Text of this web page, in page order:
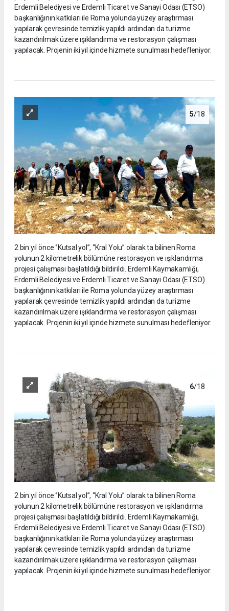
Erdemli Belediyesi ve Erdemli Ticaret ve Sanayi Odası (ETSO)
başkanlığının katkıları ile Roma yolunda yüzey araştırması
yapılarak çevresinde temizlik yapıldı ardından da turizme
kazandırılmak üzere ışıklandırma ve restorasyon çalışması
yapılacak. Projenin iki yıl içinde hizmete sunulması hedefleniyor.
5/18
2 bin yıl önce ‘’Kutsal yol’’, “Kral Yolu” olarak ta bilinen Roma
yolunun 2 kilometrelik bölümüne restorasyon ve ışıklandırma
projesi çalışması başlatıldığı bildirildi. Erdemli Kaymakamlığı,
Erdemli Belediyesi ve Erdemli Ticaret ve Sanayi Odası (ETSO)
başkanlığının katkıları ile Roma yolunda yüzey araştırması
yapılarak çevresinde temizlik yapıldı ardından da turizme
kazandırılmak üzere ışıklandırma ve restorasyon çalışması
yapılacak. Projenin iki yıl içinde hizmete sunulması hedefleniyor.
6/18
2 bin yıl önce ‘’Kutsal yol’’, “Kral Yolu” olarak ta bilinen Roma
yolunun 2 kilometrelik bölümüne restorasyon ve ışıklandırma
projesi çalışması başlatıldığı bildirildi. Erdemli Kaymakamlığı,
Erdemli Belediyesi ve Erdemli Ticaret ve Sanayi Odası (ETSO)
başkanlığının katkıları ile Roma yolunda yüzey araştırması
yapılarak çevresinde temizlik yapıldı ardından da turizme
kazandırılmak üzere ışıklandırma ve restorasyon çalışması
yapılacak. Projenin iki yıl içinde hizmete sunulması hedefleniyor.